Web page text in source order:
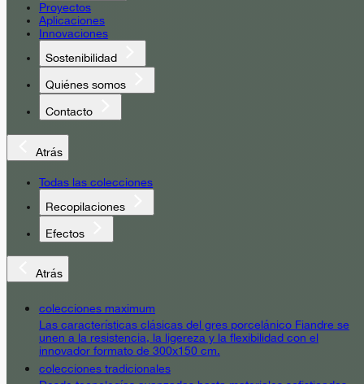
Proyectos
Aplicaciones
Innovaciones
Sostenibilidad
Quiénes somos
Contacto
Atrás
Todas las colecciones
Recopilaciones
Efectos
Atrás
colecciones maximum
Las características clásicas del gres porcelánico Fiandre se
unen a la resistencia, la ligereza y la flexibilidad con el
innovador formato de 300x150 cm.
colecciones tradicionales